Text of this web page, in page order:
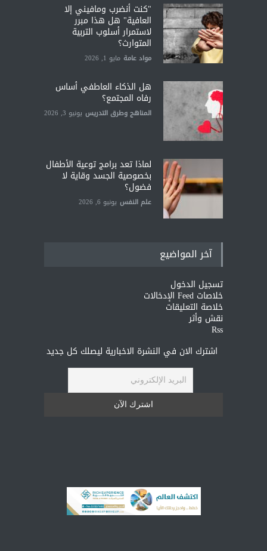
"كنت أنضرب ومافيني إلا
العافية" هل هذا مبرر
لاستمرار أسلوب التربية
المتوارث؟
مواد عامة مايو 1, 2026
هل الذكاء العاطفي أساس
رفاه المجتمع؟
المناهج وطرق التدريس يونيو 3, 2026
لماذا تعد برامج توعية الأطفال
بخصوصية الجسد وقاية لا
فضول؟
علم النفس يونيو 6, 2026
آخر المواضيع
تسجيل الدخول
خلاصات Feed الإدخالات
خلاصة التعليقات
نقش وأثر
Rss
اشترك الان في النشرة الاخبارية ليصلك كل جديد